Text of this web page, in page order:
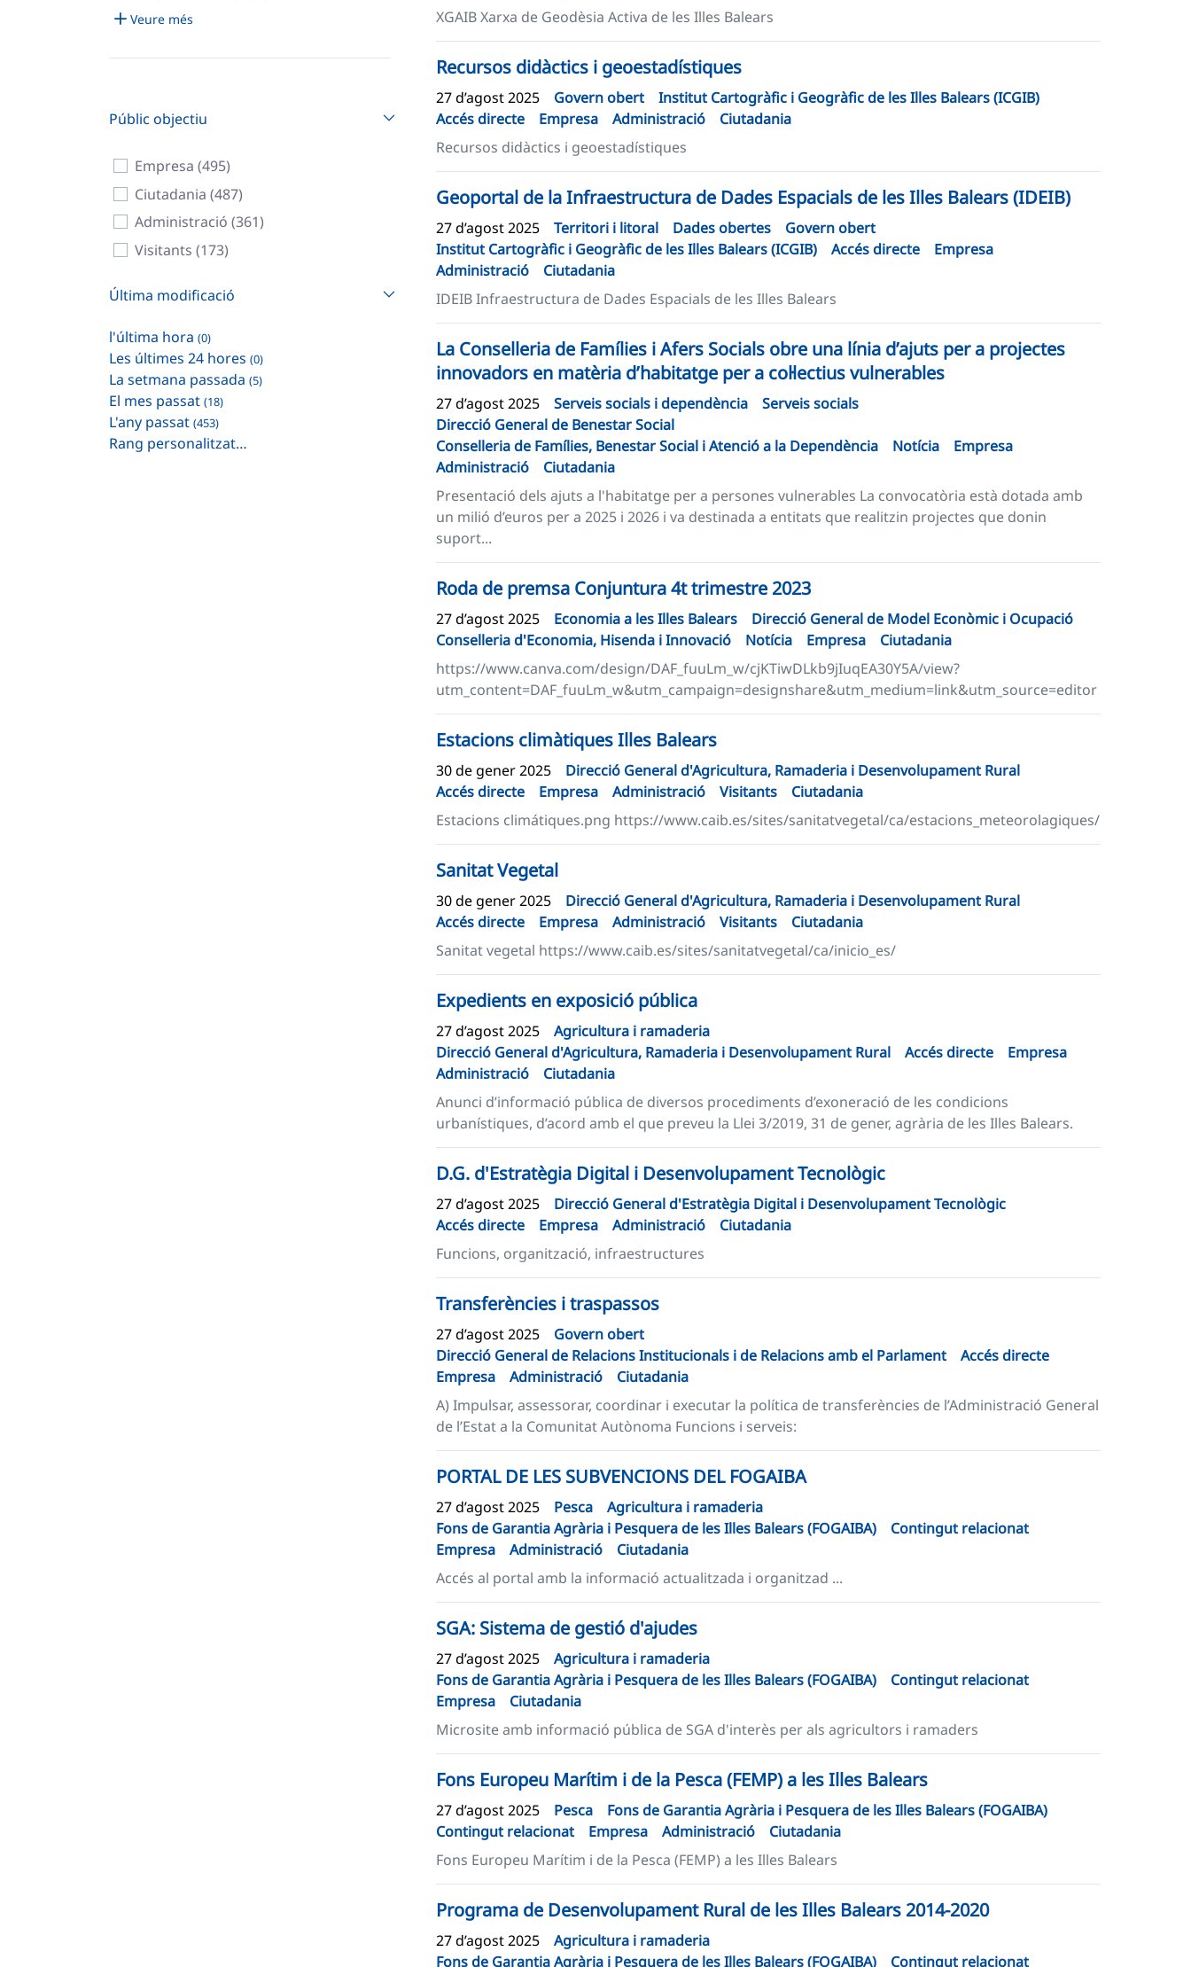
Veure més
Públic objectiu
Empresa (495)
Ciutadania (487)
Administració (361)
Visitants (173)
Última modificació
l'última hora (0)
Les últimes 24 hores (0)
La setmana passada (5)
El mes passat (18)
L'any passat (453)
Rang personalitzat…
XGAIB Xarxa de Geodèsia Activa de les Illes Balears
Recursos didàctics i geoestadístiques
27 d’agost 2025 Govern obert
Institut Cartogràfic i Geogràfic de les Illes Balears (ICGIB)
Accés directe
Empresa Administració
Ciutadania
Recursos didàctics i geoestadístiques
Geoportal de la Infraestructura de Dades Espacials de les Illes Balears (IDEIB)
27 d’agost 2025 Territori i litoral Dades obertes
Govern obert
Institut Cartogràfic i Geogràfic de les Illes Balears (ICGIB)
Accés directe
Empresa
Administració
Ciutadania
IDEIB Infraestructura de Dades Espacials de les Illes Balears
La Conselleria de Famílies i Afers Socials obre una línia d’ajuts per a projectes
innovadors en matèria d’habitatge per a col·lectius vulnerables
27 d’agost 2025 Serveis socials i dependència
Serveis socials
Direcció General de Benestar Social
Conselleria de Famílies, Benestar Social i Atenció a la Dependència
Notícia
Empresa
Administració
Ciutadania
Presentació dels ajuts a l'habitatge per a persones vulnerables La convocatòria està dotada amb
un milió d’euros per a 2025 i 2026 i va destinada a entitats que realitzin projectes que donin
suport...
Roda de premsa Conjuntura 4t trimestre 2023
27 d’agost 2025 Economia a les Illes Balears
Direcció General de Model Econòmic i Ocupació
Conselleria d'Economia, Hisenda i Innovació
Notícia Empresa
Ciutadania
https://www.canva.com/design/DAF_fuuLm_w/cjKTiwDLkb9jIuqEA30Y5A/view?
utm_content=DAF_fuuLm_w&utm_campaign=designshare&utm_medium=link&utm_source=editor
Estacions climàtiques Illes Balears
30 de gener 2025
Direcció General d'Agricultura, Ramaderia i Desenvolupament Rural
Accés directe
Empresa Administració Visitants
Ciutadania
Estacions climátiques.png https://www.caib.es/sites/sanitatvegetal/ca/estacions_meteorolagiques/
Sanitat Vegetal
30 de gener 2025
Direcció General d'Agricultura, Ramaderia i Desenvolupament Rural
Accés directe
Empresa Administració Visitants
Ciutadania
Sanitat vegetal https://www.caib.es/sites/sanitatvegetal/ca/inicio_es/
Expedients en exposició pública
27 d’agost 2025
Agricultura i ramaderia
Direcció General d'Agricultura, Ramaderia i Desenvolupament Rural
Accés directe
Empresa
Administració
Ciutadania
Anunci d’informació pública de diversos procediments d’exoneració de les condicions
urbanístiques, d’acord amb el que preveu la Llei 3/2019, 31 de gener, agrària de les Illes Balears.
D.G. d'Estratègia Digital i Desenvolupament Tecnològic
27 d’agost 2025
Direcció General d'Estratègia Digital i Desenvolupament Tecnològic
Accés directe
Empresa Administració
Ciutadania
Funcions, organització, infraestructures
Transferències i traspassos
27 d’agost 2025
Govern obert
Direcció General de Relacions Institucionals i de Relacions amb el Parlament
Accés directe
Empresa
Administració
Ciutadania
A) Impulsar, assessorar, coordinar i executar la política de transferències de l’Administració General
de l’Estat a la Comunitat Autònoma Funcions i serveis:
PORTAL DE LES SUBVENCIONS DEL FOGAIBA
27 d’agost 2025 Pesca
Agricultura i ramaderia
Fons de Garantia Agrària i Pesquera de les Illes Balears (FOGAIBA)
Contingut relacionat
Empresa
Administració
Ciutadania
Accés al portal amb la informació actualitzada i organitzad ...
SGA: Sistema de gestió d'ajudes
27 d’agost 2025
Agricultura i ramaderia
Fons de Garantia Agrària i Pesquera de les Illes Balears (FOGAIBA)
Contingut relacionat
Empresa
Ciutadania
Microsite amb informació pública de SGA d'interès per als agricultors i ramaders
Fons Europeu Marítim i de la Pesca (FEMP) a les Illes Balears
27 d’agost 2025 Pesca
Fons de Garantia Agrària i Pesquera de les Illes Balears (FOGAIBA)
Contingut relacionat
Empresa Administració
Ciutadania
Fons Europeu Marítim i de la Pesca (FEMP) a les Illes Balears
Programa de Desenvolupament Rural de les Illes Balears 2014-2020
27 d’agost 2025
Agricultura i ramaderia
Fons de Garantia Agrària i Pesquera de les Illes Balears (FOGAIBA)
Contingut relacionat